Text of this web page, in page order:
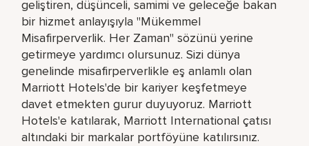
geliştiren, düşünceli, samimi ve geleceğe bakan
bir hizmet anlayışıyla "Mükemmel
Misafirperverlik. Her Zaman" sözünü yerine
getirmeye yardımcı olursunuz. Sizi dünya
genelinde misafirperverlikle eş anlamlı olan
Marriott Hotels'de bir kariyer keşfetmeye
davet etmekten gurur duyuyoruz. Marriott
Hotels'e katılarak, Marriott International çatısı
altındaki bir markalar portföyüne katılırsınız.